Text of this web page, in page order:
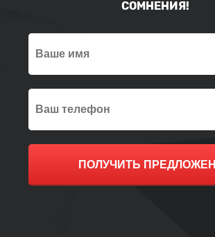
СОМНЕНИЯ!
ПОЛУЧИТЬ